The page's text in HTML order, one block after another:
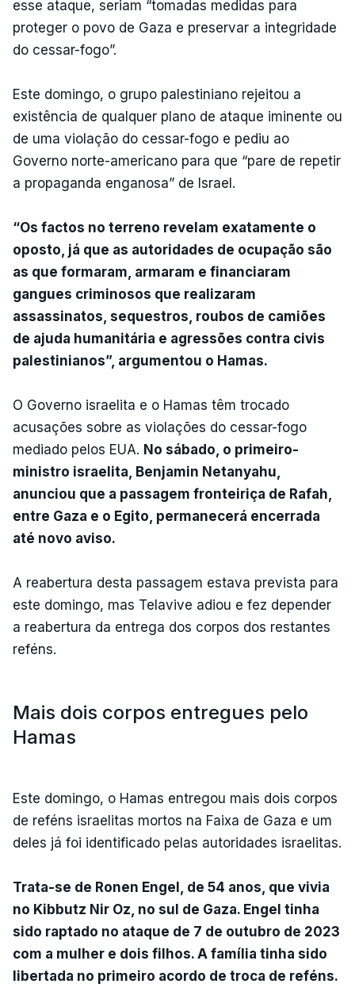
esse ataque, seriam “tomadas medidas para
proteger o povo de Gaza e preservar a integridade
do cessar-fogo”.
Este domingo, o grupo palestiniano rejeitou a
existência de qualquer plano de ataque iminente ou
de uma violação do cessar-fogo e pediu ao
Governo norte-americano para que “pare de repetir
a propaganda enganosa” de Israel.
“Os factos no terreno revelam exatamente o
oposto, já que as autoridades de ocupação são
as que formaram, armaram e financiaram
gangues criminosos que realizaram
assassinatos, sequestros, roubos de camiões
de ajuda humanitária e agressões contra civis
palestinianos”, argumentou o Hamas.
O Governo israelita e o Hamas têm trocado
acusações sobre as violações do cessar-fogo
mediado pelos EUA. No sábado, o primeiro-
ministro israelita, Benjamin Netanyahu,
anunciou que a passagem fronteiriça de Rafah,
entre Gaza e o Egito, permanecerá encerrada
até novo aviso.
A reabertura desta passagem estava prevista para
este domingo, mas Telavive adiou e fez depender
a reabertura da entrega dos corpos dos restantes
reféns.
Mais dois corpos entregues pelo
Hamas
Este domingo, o Hamas entregou mais dois corpos
de reféns israelitas mortos na Faixa de Gaza e um
deles já foi identificado pelas autoridades israelitas.
Trata-se de Ronen Engel, de 54 anos, que vivia
no Kibbutz Nir Oz, no sul de Gaza. Engel tinha
sido raptado no ataque de 7 de outubro de 2023
com a mulher e dois filhos. A família tinha sido
libertada no primeiro acordo de troca de reféns.